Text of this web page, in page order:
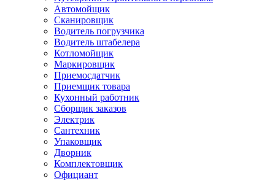
Автомойщик
Сканировщик
Водитель погрузчика
Водитель штабелера
Котломойщик
Маркировщик
Приемосдатчик
Приемщик товара
Кухонный работник
Сборщик заказов
Электрик
Сантехник
Упаковщик
Дворник
Комплектовщик
Официант